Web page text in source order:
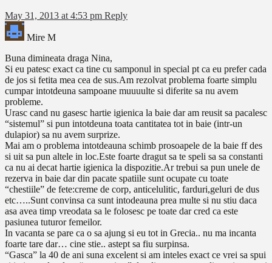
May 31, 2013 at 4:53 pm Reply
Mire M
Buna dimineata draga Nina,
Si eu patesc exact ca tine cu samponul in special pt ca eu prefer cada
de jos si fetita mea cea de sus.Am rezolvat problema foarte simplu
cumpar intotdeuna sampoane muuuulte si diferite sa nu avem
probleme.
Urasc cand nu gasesc hartie igienica la baie dar am reusit sa pacalesc
“sistemul” si pun intotdeuna toata cantitatea tot in baie (intr-un
dulapior) sa nu avem surprize.
Mai am o problema intotdeauna schimb prosoapele de la baie ff des
si uit sa pun altele in loc.Este foarte dragut sa te speli sa sa constanti
ca nu ai decat hartie igienica la dispozitie.Ar trebui sa pun unele de
rezerva in baie dar din pacate spatiile sunt ocupate cu toate
“chestiile” de fete:creme de corp, anticelulitic, farduri,geluri de dus
etc…..Sunt convinsa ca sunt intodeauna prea multe si nu stiu daca
asa avea timp vreodata sa le folosesc pe toate dar cred ca este
pasiunea tuturor femeilor.
In vacanta se pare ca o sa ajung si eu tot in Grecia.. nu ma incanta
foarte tare dar… cine stie.. astept sa fiu surpinsa.
“Gasca” la 40 de ani suna excelent si am inteles exact ce vrei sa spui